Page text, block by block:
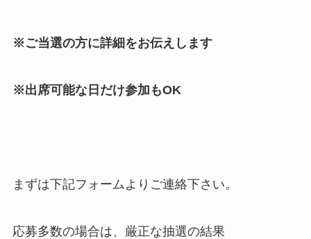
※ご当選の方に詳細をお伝えします
※出席可能な日だけ参加もOK
まずは下記フォームよりご連絡下さい。
応募多数の場合は、厳正な抽選の結果